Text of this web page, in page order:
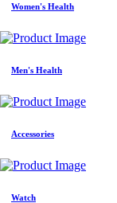
Women's Health
Men's Health
Accessories
Watch